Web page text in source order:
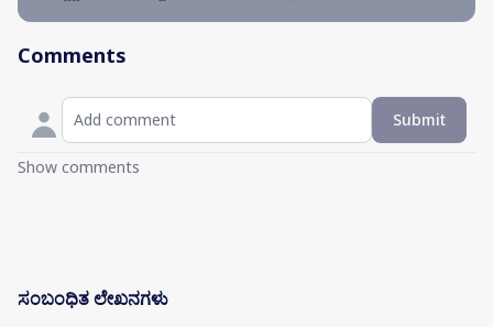
Comments
Submit
Show comments
ಸಂಬಂಧಿತ ಲೇಖನಗಳು